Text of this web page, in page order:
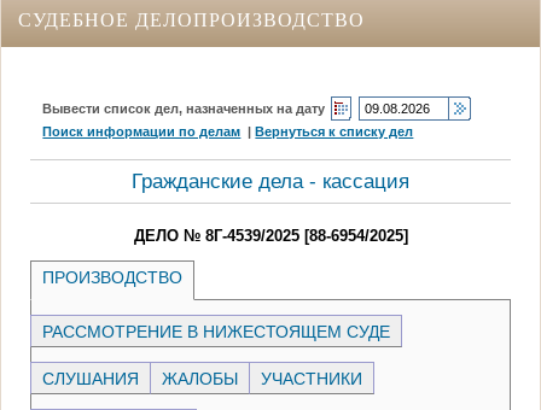
СУДЕБНОЕ ДЕЛОПРОИЗВОДСТВО
Вывести список дел, назначенных на дату
Поиск информации по делам |Вернуться к списку дел
Гражданские дела - кассация
ДЕЛО № 8Г-4539/2025 [88-6954/2025]
ПРОИЗВОДСТВО
РАССМОТРЕНИЕ В НИЖЕСТОЯЩЕМ СУДЕ
СЛУШАНИЯ ЖАЛОБЫ УЧАСТНИКИ